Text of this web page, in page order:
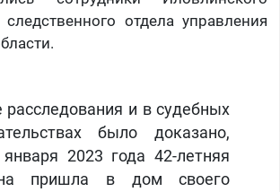
отдела управления
расследования и в судебных
было доказано,
2023 года 42-летняя
пришла в дом своего